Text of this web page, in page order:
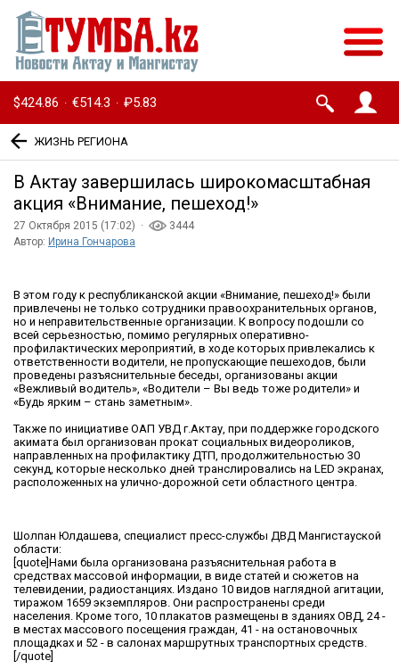
$424.86 · €514.3 · ₽5.83
ЖИЗНЬ РЕГИОНА
В Актау завершилась широкомасштабная
акция «Внимание, пешеход!»
27 Октября 2015 (17:02) ·
3444
Автор: Ирина Гончарова
В этом году к республиканской акции «Внимание, пешеход!» были
привлечены не только сотрудники правоохранительных органов,
но и неправительственные организации. К вопросу подошли со
всей серьезностью, помимо регулярных оперативно-
профилактических мероприятий, в ходе которых привлекались к
ответственности водители, не пропускающие пешеходов, были
проведены разъяснительные беседы, организованы акции
«Вежливый водитель», «Водители – Вы ведь тоже родители» и
«Будь ярким – стань заметным».
Также по инициативе ОАП УВД г.Актау, при поддержке городского
акимата был организован прокат социальных видеороликов,
направленных на профилактику ДТП, продолжительностью 30
секунд, которые несколько дней транслировались на LED экранах,
расположенных на улично-дорожной сети областного центра.
Шолпан Юлдашева, специалист пресс-службы ДВД Мангистауской
области:
[quote]Нами была организована разъяснительная работа в
средствах массовой информации, в виде статей и сюжетов на
телевидении, радиостанциях. Издано 10 видов наглядной агитации,
тиражом 1659 экземпляров. Они распространены среди
населения. Кроме того, 10 плакатов размещены в зданиях ОВД, 24 -
в местах массового посещения граждан, 41 - на остановочных
площадках и 52 - в салонах маршрутных транспортных средств.
[/quote]